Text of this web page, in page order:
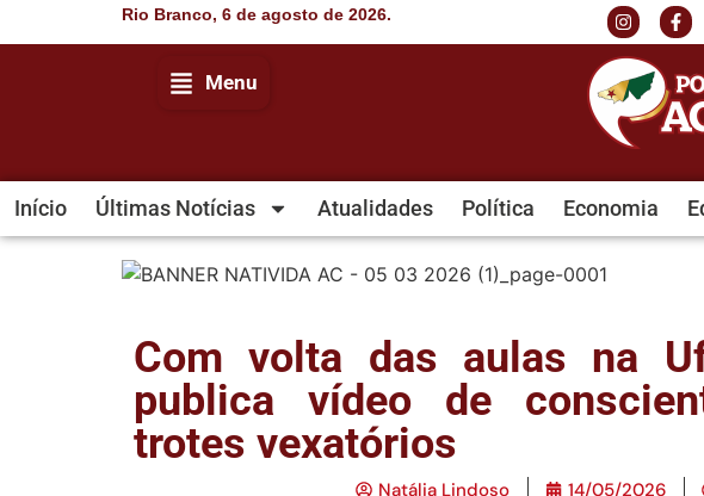
Rio Branco, 6 de agosto de 2026.
Menu
Início Últimas Notícias Atualidades Política Economia
Com volta das aulas na
publica vídeo de
trotes vexatórios
Natália Lindoso 14/05/2026